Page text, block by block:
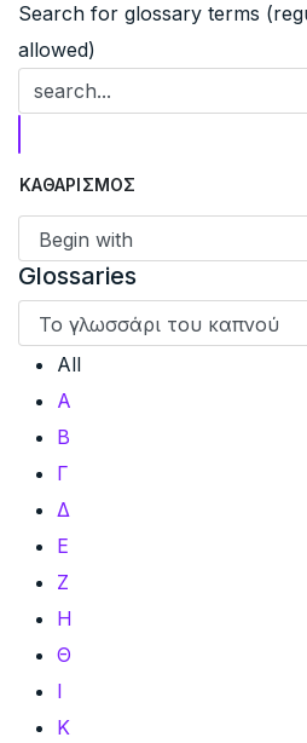
Search for glossary terms
allowed)
Glossaries
All
Α
Β
Γ
Δ
Ε
Ζ
Η
Θ
Ι
Κ